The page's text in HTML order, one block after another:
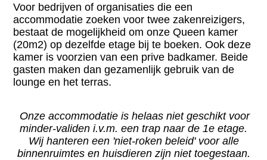
Voor bedrijven of organisaties die een
accommodatie zoeken voor twee zakenreizigers,
bestaat de mogelijkheid om onze Queen kamer
(20m2) op dezelfde etage bij te boeken. Ook deze
kamer is voorzien van een prive badkamer. Beide
gasten maken dan gezamenlijk gebruik van de
lounge en het terras.
Onze accommodatie is helaas niet geschikt voor
minder-validen i.v.m. een trap naar de 1e etage.
Wij hanteren een 'niet-roken beleid' voor alle
binnenruimtes en huisdieren zijn niet toegestaan.